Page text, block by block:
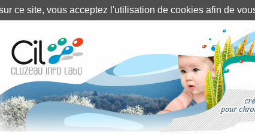
ce site, vous acceptez l'utilisation de cookies afin de